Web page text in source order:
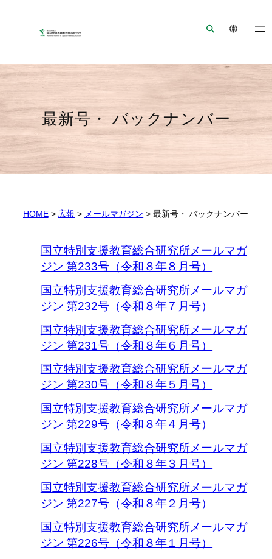
シ
ジ
ャ
ン
へ
ジ
へ
プ
最新号・ バックナンバー
HOME> 広報 > メールマガジン > 最新号・ バックナンバー
国立特別支援教育総合研究所メールマガ
ジン 第233号（令和８年８月号）
国立特別支援教育総合研究所メールマガ
ジン 第232号（令和８年７月号）
国立特別支援教育総合研究所メールマガ
ジン 第231号（令和８年６月号）
国立特別支援教育総合研究所メールマガ
ジン 第230号（令和８年５月号）
国立特別支援教育総合研究所メールマガ
ジン 第229号（令和８年４月号）
国立特別支援教育総合研究所メールマガ
ジン 第228号（令和８年３月号）
国立特別支援教育総合研究所メールマガ
ジン 第227号（令和８年２月号）
国立特別支援教育総合研究所メールマガ
ジン 第226号（令和８年１月号）